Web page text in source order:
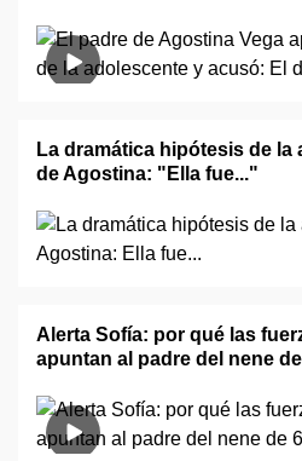
La dramática hipótesis de la
de Agostina: "Ella fue..."
Alerta Sofía: por qué las
apuntan al padre del nene